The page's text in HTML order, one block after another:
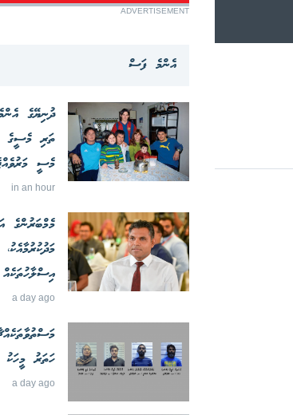
ADVERTISEMENT
އެންމެ ފަސް
ދުނިޔޭގެ
ތަރި މެސީގެ
މެސީ
in an hour
a day ago
ހަތަރު މީހަކު
a day ago